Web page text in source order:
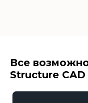
Все
Structure CAD